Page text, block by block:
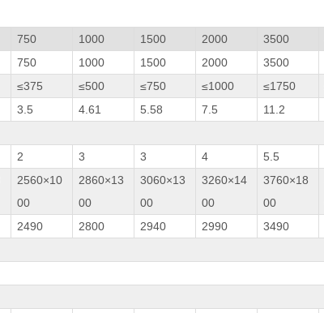
750 1000 1500 2000 3500
750 1000 1500 2000 3500
≤375 ≤500 ≤750 ≤1000 ≤1750
3.5 4.61 5.58 7.5 11.2
2 3 3 4 5.5
2560×10
00
2860×13
00
3060×13
00
3260×14
00
3760×18
00
2490 2800 2940 2990 3490